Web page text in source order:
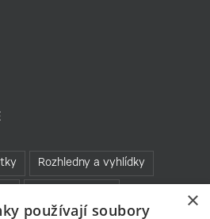
Rozhledny a vyhlídky
×
používají soubory